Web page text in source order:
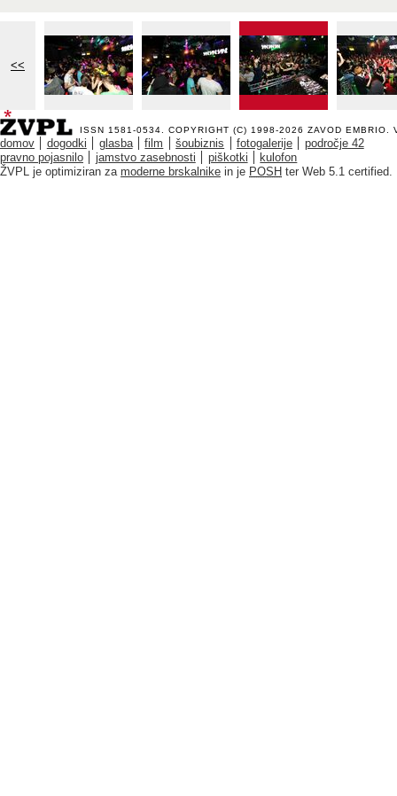
<<
ISSN 1581-0534. COPYRIGHT (C) 1998-2026 ZAVOD EMBRIO .
domov dogodki glasba film šoubiznis fotogalerije
področje 42
pravno pojasnilo
jamstvo zasebnosti piškotki
kulofon
ŽVPL je optimiziran za moderne brskalnike in je POSH ter Web 5.1 certified.